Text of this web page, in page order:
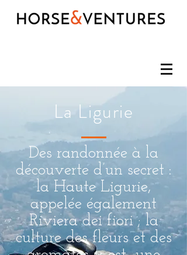
La Ligurie
Des randonnée à la
découverte d’un secret :
la Haute Ligurie,
appelée également
Riviera dei fiori ; la
culture des fleurs et des